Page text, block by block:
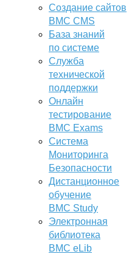
Создание сайтов
BMC CMS
База знаний
по системе
Служба
технической
поддержки
Онлайн
тестирование
BMC Exams
Система
Мониторинга
Безопасности
Дистанционное
обучение
BMC Study
Электронная
библиотека
BMC eLib